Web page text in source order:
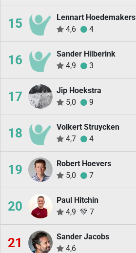
15
Lennart Hoedemakers
4,6
4
16
Sander Hilberink
4,9
3
17
Jip Hoekstra
5,0
9
18
Volkert Struycken
4,7
4
19
Robert Hoevers
5,0
7
20
Paul Hitchin
4,9 💚 7
21
Sander Jacobs
4,6